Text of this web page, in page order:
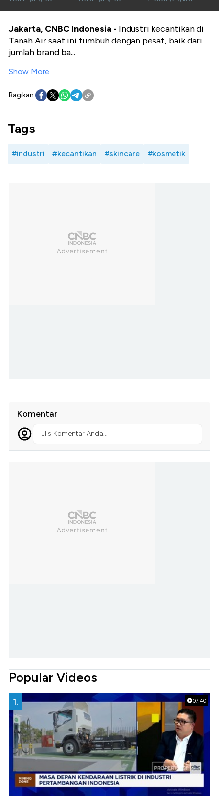
Jakarta, CNBC Indonesia - Industri kecantikan di
Tanah Air saat ini tumbuh dengan pesat, baik dari
jumlah brand ba...
Show More
Bagikan:
Tags
#industri #kecantikan #skincare #kosmetik
Komentar
Tulis Komentar Anda...
Popular Videos
07:40
1.